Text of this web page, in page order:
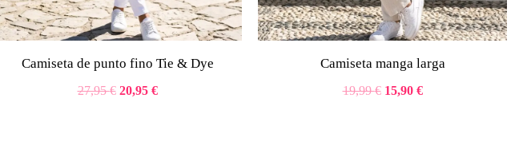
Camiseta de punto fino Tie & Dye
27,95€ 20,95 €
Camiseta manga larga
19,99€ 15,90 €